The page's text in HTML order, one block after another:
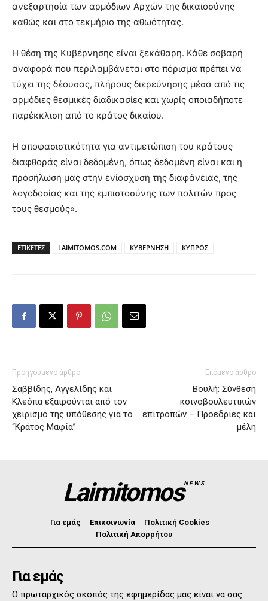
ανεξαρτησία των αρμόδιων Αρχών της δικαιοσύνης
καθώς και στο τεκμήριο της αθωότητας.
Η θέση της Κυβέρνησης είναι ξεκάθαρη. Κάθε σοβαρή
αναφορά που περιλαμβάνεται στο πόρισμα πρέπει να
τύχει της δέουσας, πλήρους διερεύνησης μέσα από τις
αρμόδιες θεσμικές διαδικασίες και χωρίς οποιαδήποτε
παρέκκλιση από το κράτος δικαίου.
Η αποφασιστικότητα για αντιμετώπιση του κράτους
διαφθοράς είναι δεδομένη, όπως δεδομένη είναι και η
προσήλωση μας στην ενίοσχυση της διαφάνειας, της
λογοδοσίας και της εμπιστοσύνης των πολιτών προς
τους θεσμούς».
ΕΤΙΚΕΤΕΣ LAIMITOMOS.COM ΚΥΒΕΡΝΗΣΗ ΚΥΠΡΟΣ
Προηγούμενο άρθρο
Σαββίδης, Αγγελίδης και
Κλεόπα εξαιρούνται από τον
χειρισμό της υπόθεσης για το
“Κράτος Μαφία”
Επόμενο άρθρο
Βουλή: Σύνθεση
κοινοβουλευτικών
επιτροπών – Προεδρίες και
μέλη
LaimitomosNEWS
Για εμάς Επικοινωνία
Πολιτική Cookies
Πολιτική Απορρήτου
Για εμάς
Ο πρωταρχικός σκοπός της εφημερίδας μας είναι να σας